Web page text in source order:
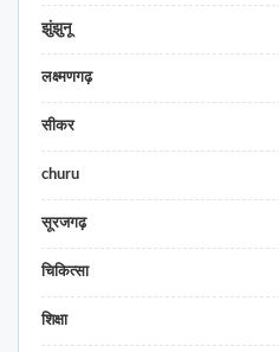
झुंझुनू
लक्ष्मणगढ़
सीकर
churu
सूरजगढ़
चिकित्सा
शिक्षा